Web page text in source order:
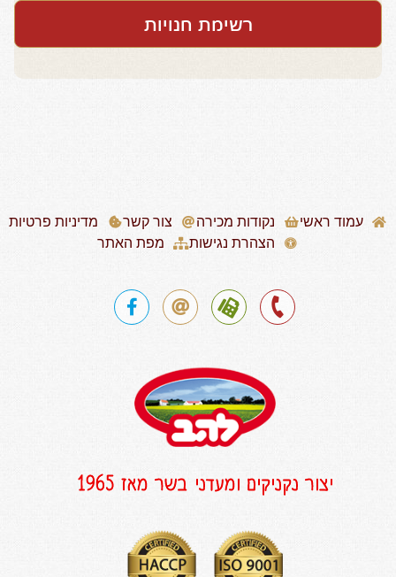
רשימת חנויות
עמוד ראשי נקודות מכירה צור קשר
מדיניות פרטיות
הצהרת נגישות
מפת האתר
יצור נקניקים ומעדני בשר מאז 1965